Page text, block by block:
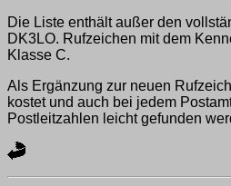
Die Liste enthält außer den
DK3LO. Rufzeichen mit dem
Klasse C.
Als Ergänzung zur neuen
kostet und auch bei jedem
Postleitzahlen leicht gefunden